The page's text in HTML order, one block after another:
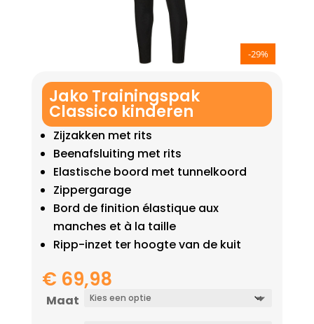
-29%
Jako Trainingspak
Classico kinderen
Zijzakken met rits
Beenafsluiting met rits
Elastische boord met tunnelkoord
Zippergarage
Bord de finition élastique aux
manches et à la taille
Ripp-inzet ter hoogte van de kuit
€ 69,98
Maat